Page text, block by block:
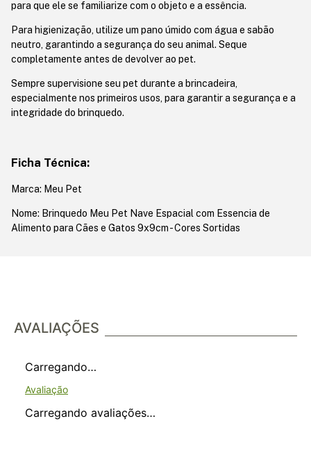
para que ele se familiarize com o objeto e a essência.
Para higienização, utilize um pano úmido com água e sabão
neutro, garantindo a segurança do seu animal. Seque
completamente antes de devolver ao pet.
Sempre supervisione seu pet durante a brincadeira,
especialmente nos primeiros usos, para garantir a segurança e a
integridade do brinquedo.
Ficha Técnica:
Marca: Meu Pet
Nome: Brinquedo Meu Pet Nave Espacial com Essencia de
Alimento para Cães e Gatos 9x9cm - Cores Sortidas
AVALIAÇÕES
Carregando…
Carregando avaliações…